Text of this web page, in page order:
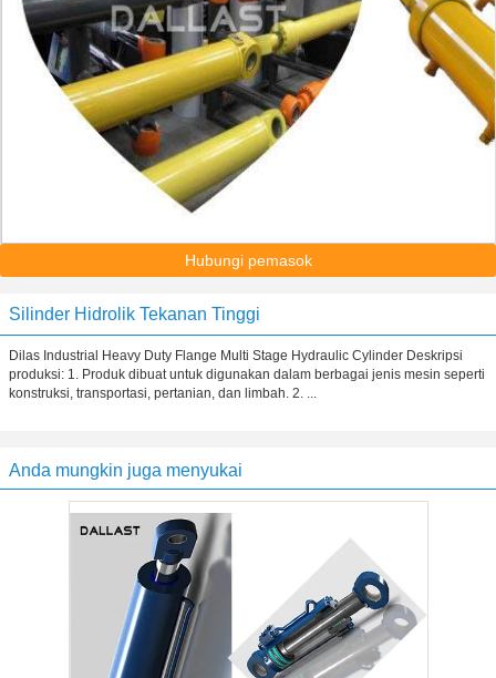
Hubungi pemasok
Silinder Hidrolik Tekanan Tinggi
Dilas Industrial Heavy Duty Flange Multi Stage Hydraulic Cylinder Deskripsi
produksi: 1. Produk dibuat untuk digunakan dalam berbagai jenis mesin seperti
konstruksi, transportasi, pertanian, dan limbah. 2. ...
Anda mungkin juga menyukai